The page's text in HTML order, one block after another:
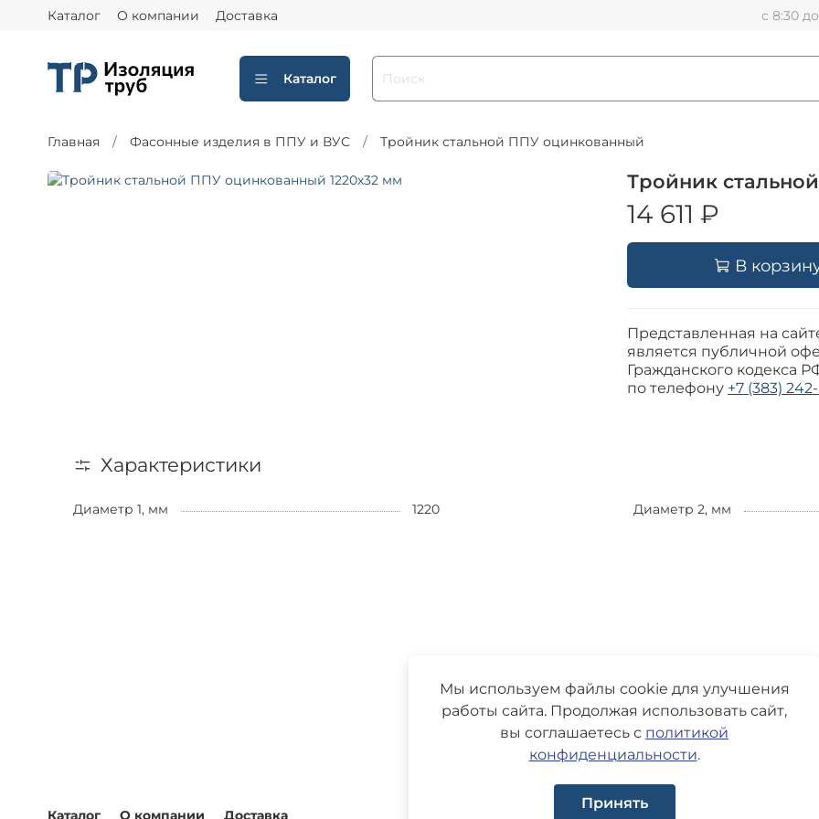
Каталог О компании Доставка с 8:30
Каталог
Главная Фасонные изделия в ППУ и ВУС Тройник стальной ППУ оцинкованный
Тройник
14 611 ₽
В
Представленная на
является публичной
Гражданского кодекса
по телефону +7 (383)
Характеристики
Диаметр 1, мм 1220 Диаметр 2, мм
Каталог О компании Доставка
Мы используем файлы cookie для улучшения
работы сайта. Продолжая использовать сайт,
вы соглашаетесь с политикой
конфиденциальности.
Принять